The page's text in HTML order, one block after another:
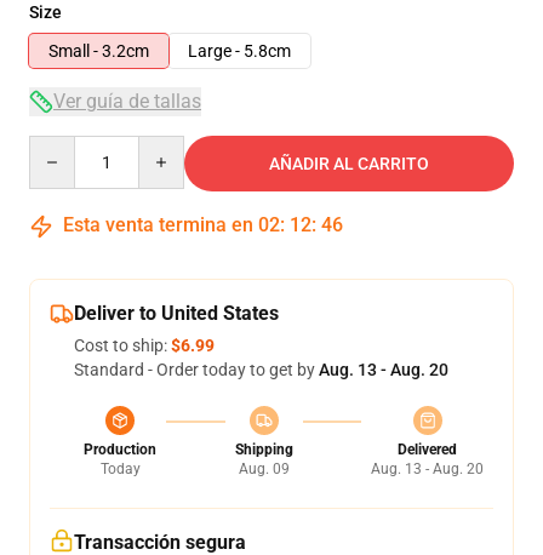
Size
Small - 3.2cm
Large - 5.8cm
Ver guía de tallas
AÑADIR AL CARRITO
Esta venta termina en 02: 12: 46
Deliver to United States
Cost to ship:$6.99
Standard - Order today to get byAug. 13 - Aug. 20
Production
Today
Shipping
Aug. 09
Delivered
Aug. 13 - Aug. 20
Transacción segura